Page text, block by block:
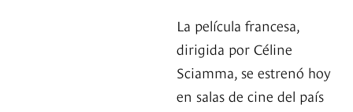
La película francesa,
dirigida por Céline
Sciamma, se estrenó hoy
en salas de cine del país